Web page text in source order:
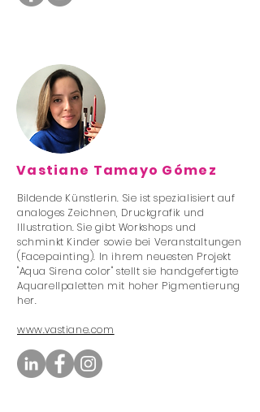
Vastiane Tamayo Gómez
Bildende Künstlerin. Sie ist spezialisiert auf
analoges Zeichnen, Druckgrafik und
Illustration. Sie gibt Workshops und
schminkt Kinder sowie bei Veranstaltungen
(Facepainting). In ihrem neuesten Projekt
"Aqua Sirena color" stellt sie handgefertigte
Aquarellpaletten mit hoher Pigmentierung
her.
www.vastiane.com